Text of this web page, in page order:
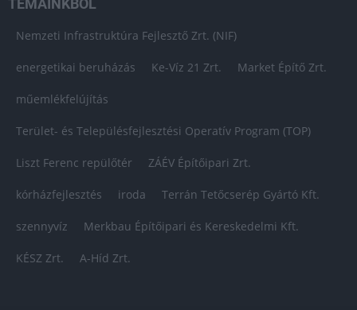
TÉMÁINKBÓL
Nemzeti Infrastruktúra Fejlesztő Zrt. (NIF)
energetikai beruházás Ke-Víz 21 Zrt. Market Építő Zrt.
műemlékfelújítás
Terület- és Településfejlesztési Operatív Program (TOP)
Liszt Ferenc repülőtér ZÁÉV Építőipari Zrt.
kórházfejlesztés iroda Terrán Tetőcserép Gyártó Kft.
szennyvíz Merkbau Építőipari és Kereskedelmi Kft.
KÉSZ Zrt. A-Híd Zrt.